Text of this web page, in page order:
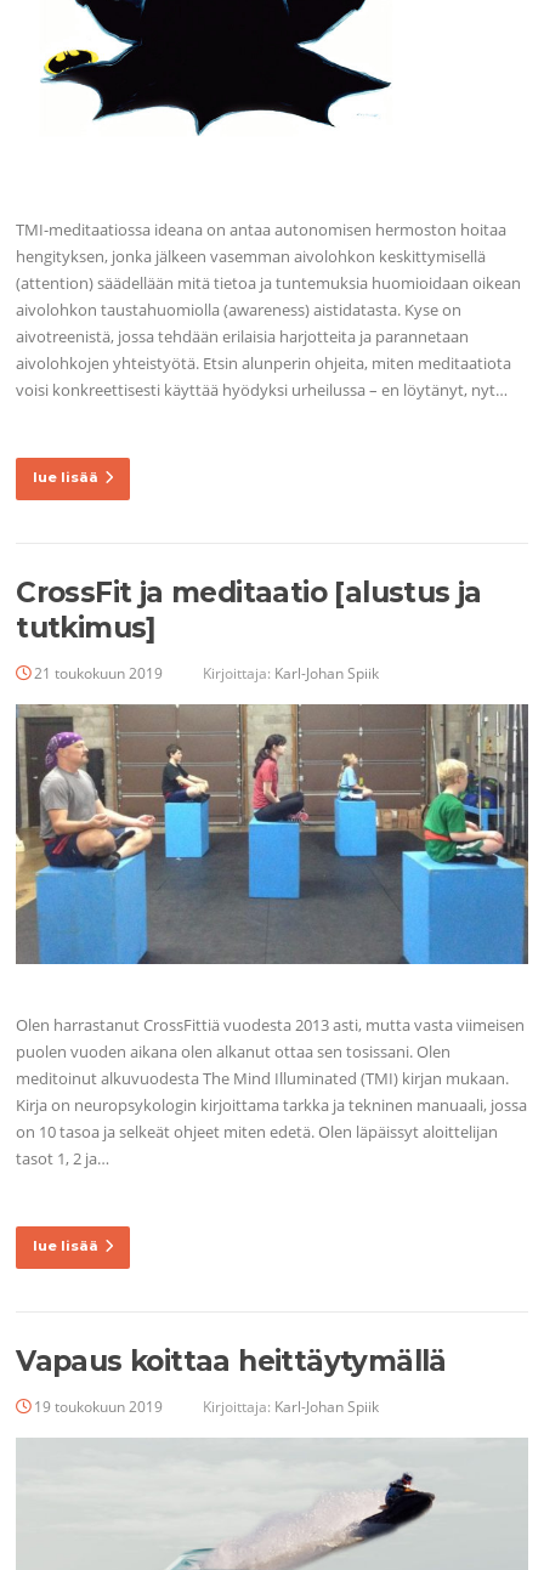
TMI-meditaatiossa ideana on antaa autonomisen hermoston hoitaa
hengityksen, jonka jälkeen vasemman aivolohkon keskittymisellä
(attention) säädellään mitä tietoa ja tuntemuksia huomioidaan oikean
aivolohkon taustahuomiolla (awareness) aistidatasta. Kyse on
aivotreenistä, jossa tehdään erilaisia harjotteita ja parannetaan
aivolohkojen yhteistyötä. Etsin alunperin ohjeita, miten meditaatiota
voisi konkreettisesti käyttää hyödyksi urheilussa – en löytänyt, nyt…
lue lisää
CrossFit ja meditaatio [alustus ja
tutkimus]
21 toukokuun 2019 Kirjoittaja: Karl-Johan Spiik
Olen harrastanut CrossFittiä vuodesta 2013 asti, mutta vasta viimeisen
puolen vuoden aikana olen alkanut ottaa sen tosissani. Olen
meditoinut alkuvuodesta The Mind Illuminated (TMI) kirjan mukaan.
Kirja on neuropsykologin kirjoittama tarkka ja tekninen manuaali, jossa
on 10 tasoa ja selkeät ohjeet miten edetä. Olen läpäissyt aloittelijan
tasot 1, 2 ja…
lue lisää
Vapaus koittaa heittäytymällä
19 toukokuun 2019 Kirjoittaja: Karl-Johan Spiik